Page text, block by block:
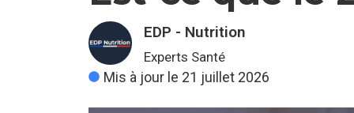
EDP - Nutrition
Experts Santé
Mis à jour le 21 juillet 2026